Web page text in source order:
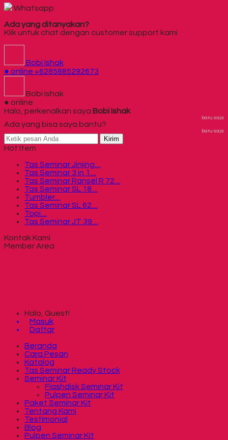
Whatsapp
Ada yang ditanyakan?
Klik untuk chat dengan customer support kami
Bobi Ishak
● online +6285885292673
Bobi Ishak
● online
Halo, perkenalkan saya Bobi Ishak
baru saja
Ada yang bisa saya bantu?
baru saja
Kirim
Hot Item
Tas Seminar Jinjing....
Tas Seminar 3 in 1....
Tas Seminar Ransel R 72....
Tas Seminar SL 18....
Tumbler....
Tas Seminar SL 62....
Topi....
Tas Seminar JT 39....
Kontak Kami
Member Area
Halo, Guest!
Masuk
Daftar
Beranda
Cara Pesan
Katalog
Tas Seminar Ready Stock
Seminar Kit
Flashdisk Seminar Kit
Pulpen Seminar Kit
Paket Seminar Kit
Tentang Kami
Testimonial
Blog
Pulpen Seminar Kit